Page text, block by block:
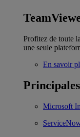
Profitez de toute
une seule
En savoir
Microsoft